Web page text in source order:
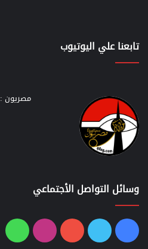
تابعنا علي اليوتيوب
مصريون
وسائل التواصل الأجتماعي
فيسبوك
تويتر يوتيوبانستقرام